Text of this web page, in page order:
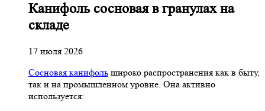
Канифоль сосновая в гранулах на
складе
17 июля 2026
Сосновая канифоль широко распространения как в быту,
так и на промышленном уровне. Она активно
используется: